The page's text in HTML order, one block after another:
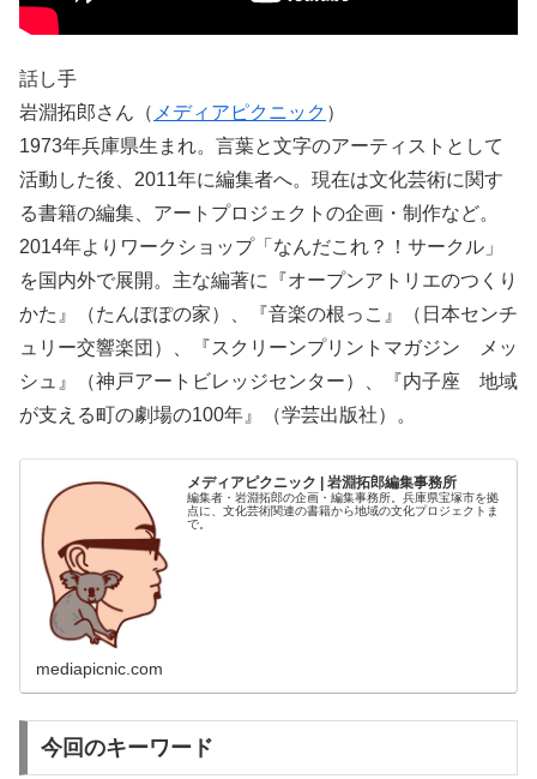
話し手
岩淵拓郎さん（ メディアピクニック ）
1973年兵庫県生まれ。言葉と文字のアーティストとして
活動した後、2011年に編集者へ。現在は文化芸術に関す
る書籍の編集、アートプロジェクトの企画・制作など。
2014年よりワークショップ「なんだこれ？！サークル」
を国内外で展開。主な編著に『オープンアトリエのつくり
かた』（たんぽぽの家）、『音楽の根っこ』（日本センチ
ュリー交響楽団）、『スクリーンプリントマガジン メッ
シュ』（神戸アートビレッジセンター）、『内子座 地域
が支える町の劇場の100年』（学芸出版社）。
メディアピクニック | 岩淵拓郎編集事務所
編集者・岩淵拓郎の企画・編集事務所。兵庫県宝塚市を拠
点に、文化芸術関連の書籍から地域の文化プロジェクトま
で。
mediapicnic.com
今回のキーワード